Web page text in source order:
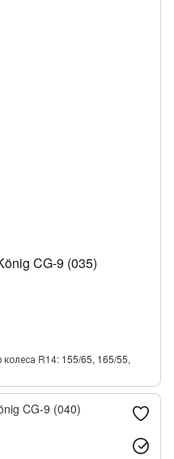
CG-9 (035)
колеса R14 155/65, 165/55,